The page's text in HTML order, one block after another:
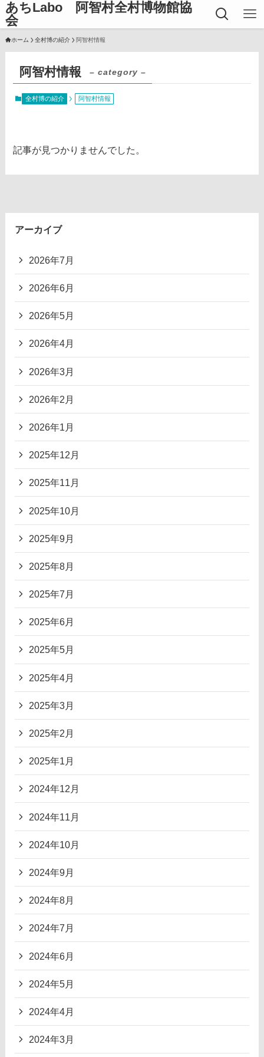
あちLabo 阿智村全村博物館協
会
ホーム 全村博の紹介 阿智村情報
阿智村情報 – category –
全村博の紹介 阿智村情報
記事が見つかりませんでした。
アーカイブ
2026年7月
2026年6月
2026年5月
2026年4月
2026年3月
2026年2月
2026年1月
2025年12月
2025年11月
2025年10月
2025年9月
2025年8月
2025年7月
2025年6月
2025年5月
2025年4月
2025年3月
2025年2月
2025年1月
2024年12月
2024年11月
2024年10月
2024年9月
2024年8月
2024年7月
2024年6月
2024年5月
2024年4月
2024年3月